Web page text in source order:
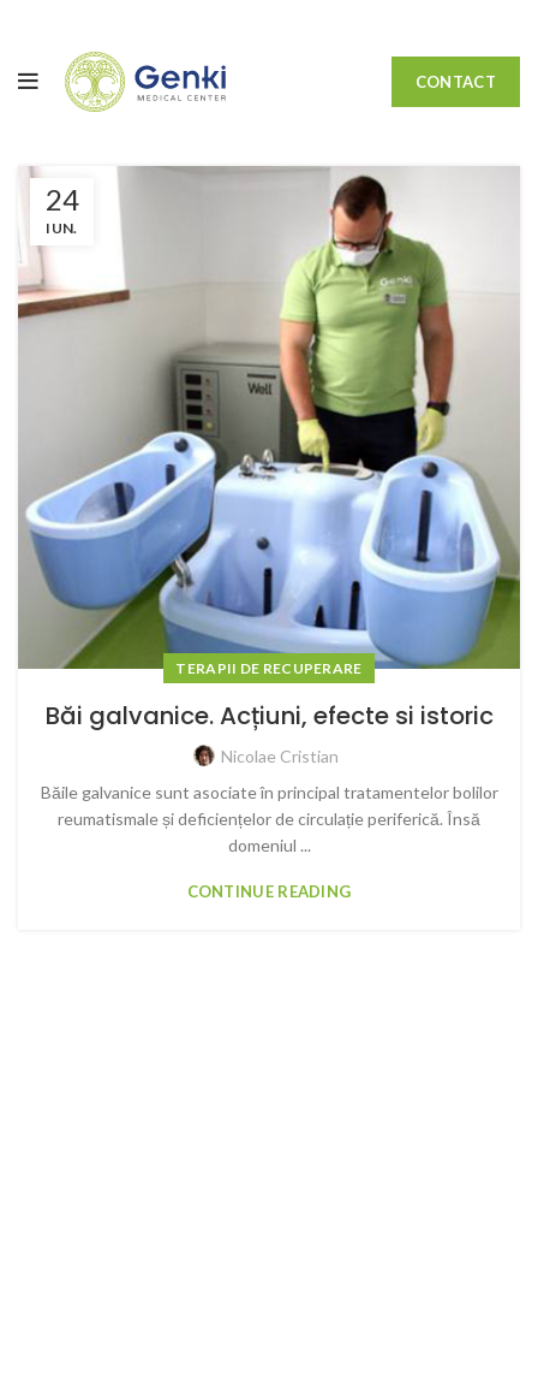
CONTACT
24
IUN.
TERAPII DE RECUPERARE
Băi galvanice. Acțiuni, efecte si istoric
Nicolae Cristian
Băile galvanice sunt asociate în principal tratamentelor bolilor
reumatismale și deficiențelor de circulație periferică. Însă
domeniul ...
CONTINUE READING